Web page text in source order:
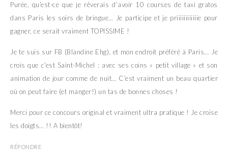
Purée, qu’est-ce que je rêverais d’avoir 10 courses de taxi gratos
dans Paris les soirs de bringue… Je participe et je priiiiiiiiiiiie pour
gagner, ce serait vraiment TOPISSIME !
Je te suis sur FB (Blandine Ehg), et mon endroit préféré à Paris… Je
crois que c’est Saint-Michel : avec ses coins « petit village » et son
animation de jour comme de nuit… C’est vraiment un beau quartier
où on peut faire (et manger!) un tas de bonnes choses !
Merci pour ce concours original et vraiment ultra pratique ! Je croise
les doigts… !! A bientôt!
RÉPONDRE